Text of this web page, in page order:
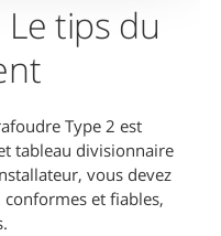
Le tips du
Type 2 est
tableau divisionnaire
vous devez
et fiables,